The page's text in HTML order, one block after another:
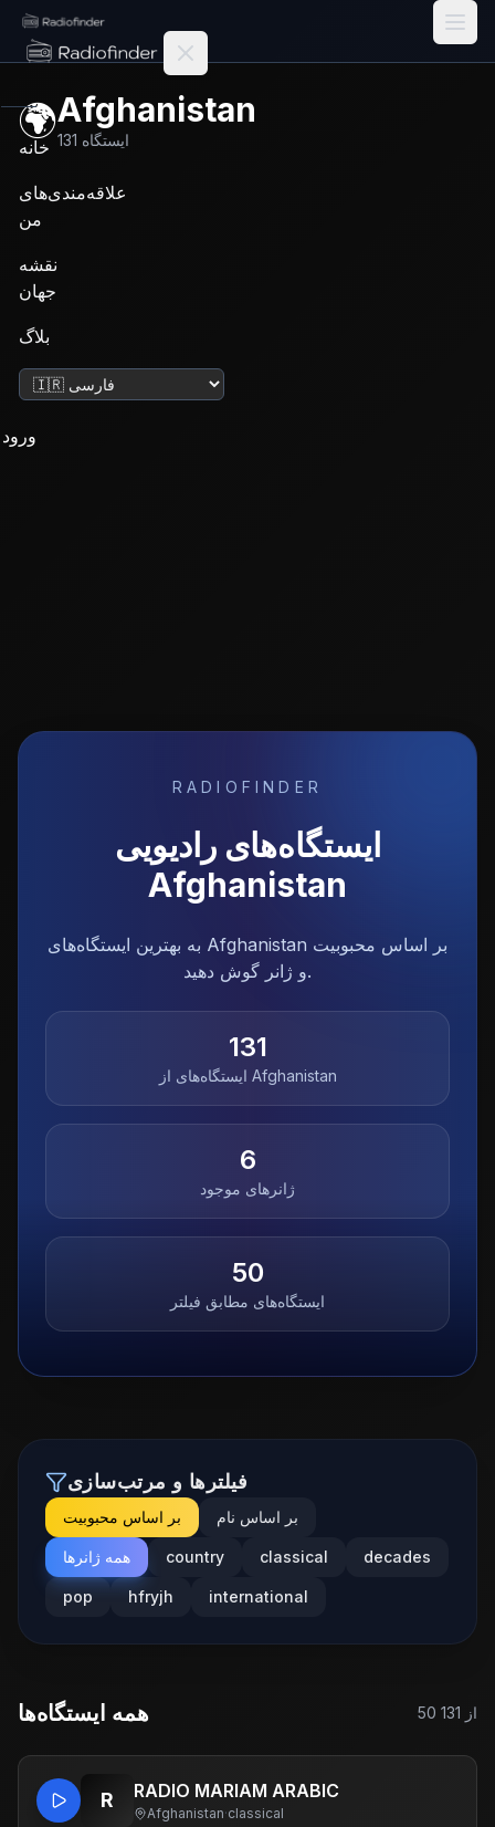
Radiofinder home
خانه
علاقه‌مندی‌های
من
نقشه
جهان
بلاگ
تغییر زبان
ورود
🌍Afghanistan
131 ایستگاه
RADIOFINDER
ایستگاه‌های رادیویی
Afghanistan
به بهترین ایستگاه‌های Afghanistan بر اساس محبوبیت
و ژانر گوش دهید.
131
ایستگاه‌های از Afghanistan
6
ژانرهای موجود
50
ایستگاه‌های مطابق فیلتر
فیلترها و مرتب‌سازی
بر اساس محبوبیت بر اساس نام
همه ژانرها country classical decades
pop hfryjh international
همه ایستگاه‌ها 50 از 131
R RADIO MARIAM ARABIC
Afghanistan·classical